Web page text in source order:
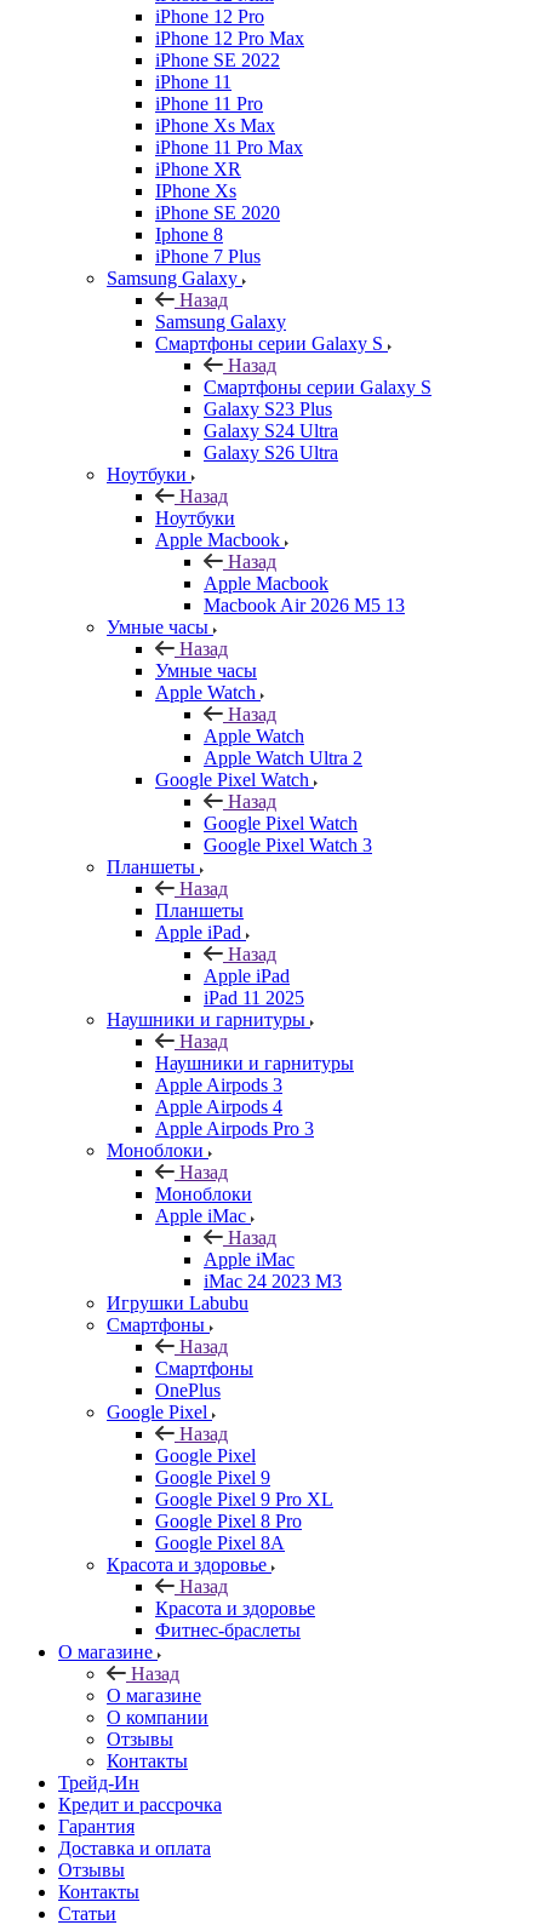
iPhone 12 Pro
iPhone 12 Pro Max
iPhone SE 2022
iPhone 11
iPhone 11 Pro
iPhone Xs Max
iPhone 11 Pro Max
iPhone XR
IPhone Xs
iPhone SE 2020
Iphone 8
iPhone 7 Plus
Samsung Galaxy
Назад
Samsung Galaxy
Смартфоны серии Galaxy S
Назад
Смартфоны серии Galaxy S
Galaxy S23 Plus
Galaxy S24 Ultra
Galaxy S26 Ultra
Ноутбуки
Назад
Ноутбуки
Apple Macbook
Назад
Apple Macbook
Macbook Air 2026 M5 13
Умные часы
Назад
Умные часы
Apple Watch
Назад
Apple Watch
Apple Watch Ultra 2
Google Pixel Watch
Назад
Google Pixel Watch
Google Pixel Watch 3
Планшеты
Назад
Планшеты
Apple iPad
Назад
Apple iPad
iPad 11 2025
Наушники и гарнитуры
Назад
Наушники и гарнитуры
Apple Airpods 3
Apple Airpods 4
Apple Airpods Pro 3
Моноблоки
Назад
Моноблоки
Apple iMac
Назад
Apple iMac
iMac 24 2023 M3
Игрушки Labubu
Смартфоны
Назад
Смартфоны
OnePlus
Google Pixel
Назад
Google Pixel
Google Pixel 9
Google Pixel 9 Pro XL
Google Pixel 8 Pro
Google Pixel 8A
Красота и здоровье
Назад
Красота и здоровье
Фитнес-браслеты
О магазине
Назад
О магазине
О компании
Отзывы
Контакты
Трейд-Ин
Кредит и рассрочка
Гарантия
Доставка и оплата
Отзывы
Контакты
Статьи